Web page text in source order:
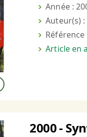
Année :
Auteur(s) :
Référence
Article en
2000 -